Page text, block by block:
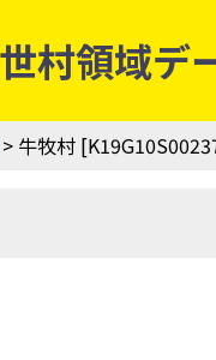
村領域デ
> 牛牧村